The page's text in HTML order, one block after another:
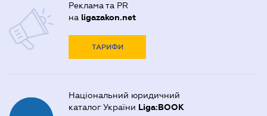
Реклама та PR
на ligazakon.net
ТАРИФИ
Національний юридичний
каталог України Liga:BOOK